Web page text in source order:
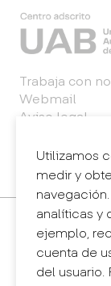
Utilizamos
medir y
analíticas y
ejemplo,
cuenta de
del usuario.
Trabaja con
Webmail
Aviso legal
Sistema
denuncias)
Contacto
+34 932 030
info@eina.cat